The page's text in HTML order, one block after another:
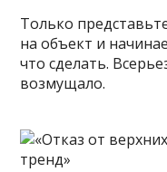
Только
на объект и
что сделать.
возмущало.